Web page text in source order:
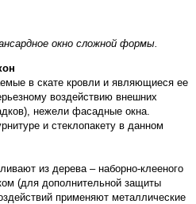
окно сложной формы.
в скате кровли и являющиеся ее
воздействию внешних
нежели фасадные окна.
и стеклопакету в данном
из дерева – наборно-клееного
(для дополнительной защиты
применяют металлические